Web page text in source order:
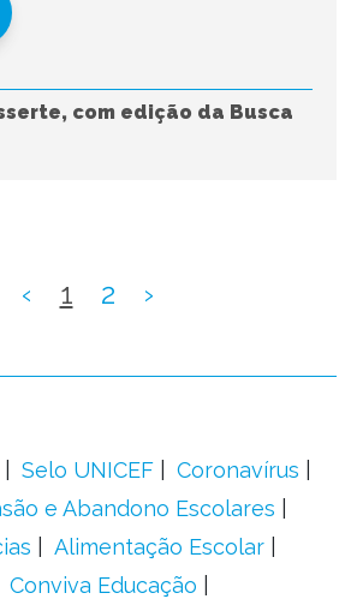
com edição da Busca
‹ 1 2 ›
Selo UNICEF
Coronavírus
e Abandono Escolares
Alimentação Escolar
Conviva Educação